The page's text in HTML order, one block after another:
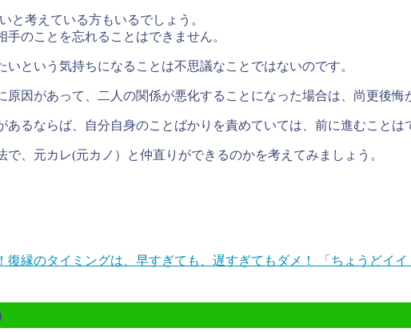
と考えている方もいるでしょう。
のことを忘れることはできません。
という気持ちになることは不思議なことではないのです。
因があって、二人の関係が悪化することになった場合は、尚更後悔
るならば、自分自身のことばかりを責めていては、前に進むことは
で、元カレ(元カノ）と仲直りができるのかを考えてみましょう。
復縁のタイミングは、早すぎても、遅すぎてもダメ！ 「ちょうどイ